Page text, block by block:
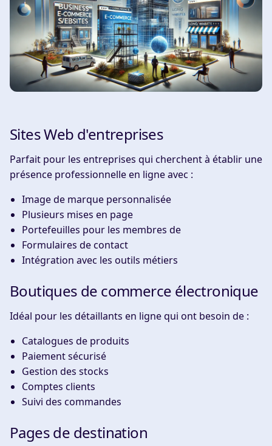
Sites Web d'entreprises
Parfait pour les entreprises qui cherchent à établir une
présence professionnelle en ligne avec :
Image de marque personnalisée
Plusieurs mises en page
Portefeuilles pour les membres de
Formulaires de contact
Intégration avec les outils métiers
Boutiques de commerce électronique
Idéal pour les détaillants en ligne qui ont besoin de :
Catalogues de produits
Paiement sécurisé
Gestion des stocks
Comptes clients
Suivi des commandes
Pages de destination